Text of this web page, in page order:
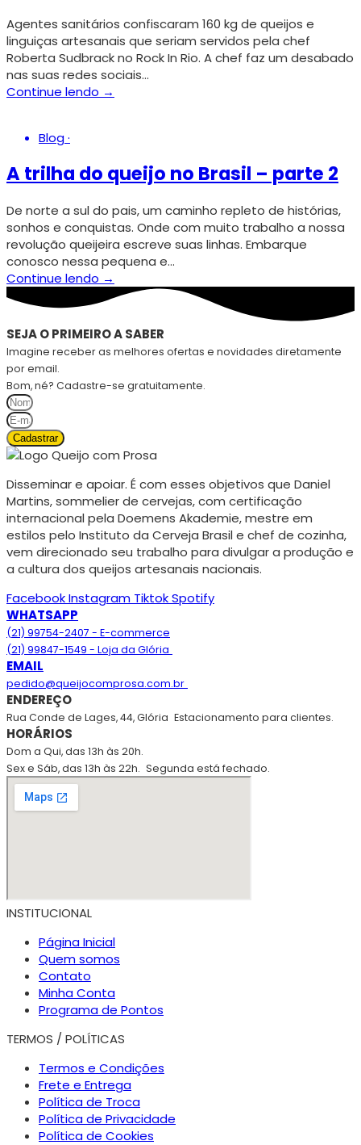
Agentes sanitários confiscaram 160 kg de queijos e
linguiças artesanais que seriam servidos pela chef
Roberta Sudbrack no Rock In Rio. A chef faz um desabado
nas suas redes sociais…
Continue lendo →
Blog·
A trilha do queijo no Brasil – parte 2
De norte a sul do pais, um caminho repleto de histórias,
sonhos e conquistas. Onde com muito trabalho a nossa
revolução queijeira escreve suas linhas. Embarque
conosco nessa pequena e…
Continue lendo →
SEJA O PRIMEIRO A SABER
Imagine receber as melhores ofertas e novidades diretamente
por email.
Bom, né? Cadastre-se gratuitamente.
Cadastrar
Disseminar e apoiar. É com esses objetivos que Daniel
Martins, sommelier de cervejas, com certificação
internacional pela Doemens Akademie, mestre em
estilos pelo Instituto da Cerveja Brasil e chef de cozinha,
vem direcionado seu trabalho para divulgar a produção e
a cultura dos queijos artesanais nacionais.
FacebookInstagram TiktokSpotify
WHATSAPP
(21) 99754-2407 - E-commerce
(21) 99847-1549 - Loja da Glória
EMAIL
pedido@queijocomprosa.com.br
ENDEREÇO
Rua Conde de Lages, 44, Glória Estacionamento para clientes.
HORÁRIOS
Dom a Qui, das 13h às 20h.
Sex e Sáb, das 13h às 22h. Segunda está fechado.
INSTITUCIONAL
Página Inicial
Quem somos
Contato
Minha Conta
Programa de Pontos
TERMOS / POLÍTICAS
Termos e Condições
Frete e Entrega
Política de Troca
Política de Privacidade
Política de Cookies